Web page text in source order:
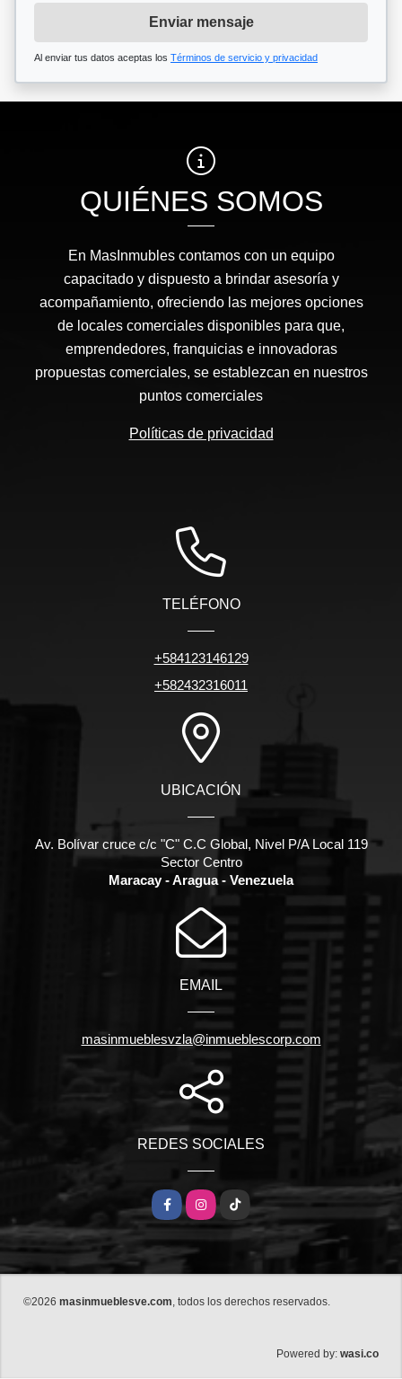
Enviar mensaje
Al enviar tus datos aceptas los Términos de servicio y privacidad
QUIÉNES SOMOS
En MasInmubles contamos con un equipo
capacitado y dispuesto a brindar asesoría y
acompañamiento, ofreciendo las mejores opciones
de locales comerciales disponibles para que,
emprendedores, franquicias e innovadoras
propuestas comerciales, se establezcan en nuestros
puntos comerciales
Políticas de privacidad
TELÉFONO
+584123146129
+582432316011
UBICACIÓN
Av. Bolívar cruce c/c "C" C.C Global, Nivel P/A Local 119
Sector Centro
Maracay - Aragua - Venezuela
EMAIL
masinmueblesvzla@inmueblescorp.com
REDES SOCIALES
FacebookInstagramTikTok
©2026 masinmueblesve.com , todos los derechos reservados.
Powered by: wasi.co